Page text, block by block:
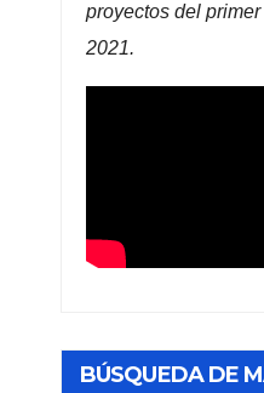
proyectos del
2021.
BÚSQUEDA DE